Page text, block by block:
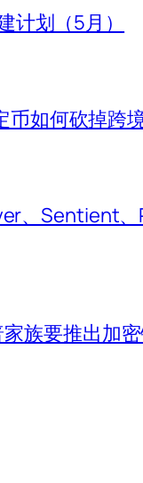
计划（5月）
币如何砍掉跨
、Sentient
族要推出加密